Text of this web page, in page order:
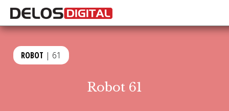
ROBOT | 61
Robot 61